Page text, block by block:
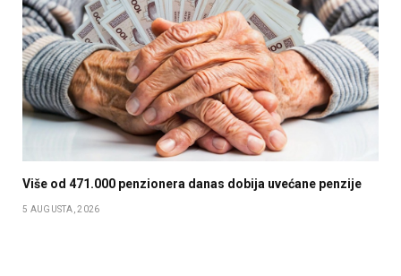
Više od 471.000 penzionera danas dobija uvećane penzije
5 AUGUSTA, 2026